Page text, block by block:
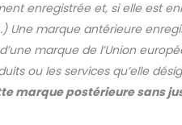
enregistrée et, si elle est
Une marque antérieure
marque de l’Union
ou les services qu’elle
marque postérieure sans